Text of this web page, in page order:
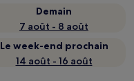
Demain
7 août - 8 août
Le week-end prochain
14 août - 16 août